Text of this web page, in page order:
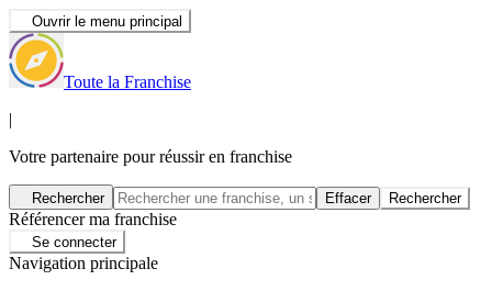
Ouvrir le menu principal
Toute la Franchise
|
Votre partenaire pour réussir en franchise
Rechercher Effacer Rechercher
Référencer ma franchise
Se connecter
Navigation principale